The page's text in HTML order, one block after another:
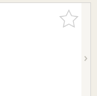
お気に入
りに追加